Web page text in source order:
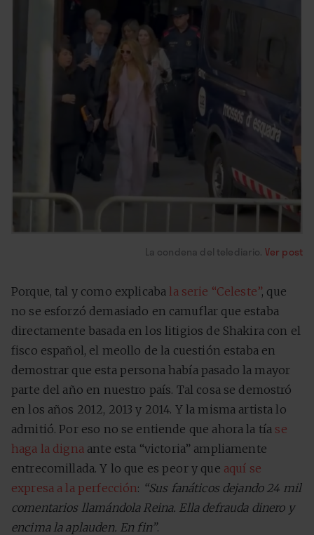
La condena del telediario. Ver post
Porque, tal y como explicaba la serie “Celeste”, que
no se esforzó demasiado en camuflar que estaba
directamente basada en los litigios de Shakira con el
fisco español, el meollo de la cuestión estaba en
demostrar que esta persona había pasado la mayor
parte del año en nuestro país. Tal cosa se demostró
en los años 2012, 2013 y 2014. Y la misma artista lo
admitió. Por eso no se entiende que ahora la tía se
haga la digna ante esta “victoria” ampliamente
entrecomillada. Y lo que es peor y que aquí se
expresa a la perfección: “Sus fanáticos dejando 24 mil
comentarios llamándola Reina. Ella defrauda dinero y
encima la aplauden. En fin”.